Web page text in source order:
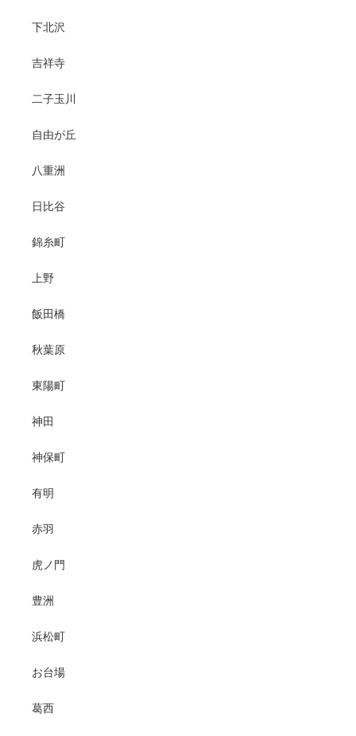
下北沢
吉祥寺
二子玉川
自由が丘
八重洲
日比谷
錦糸町
上野
飯田橋
秋葉原
東陽町
神田
神保町
有明
赤羽
虎ノ門
豊洲
浜松町
お台場
葛西